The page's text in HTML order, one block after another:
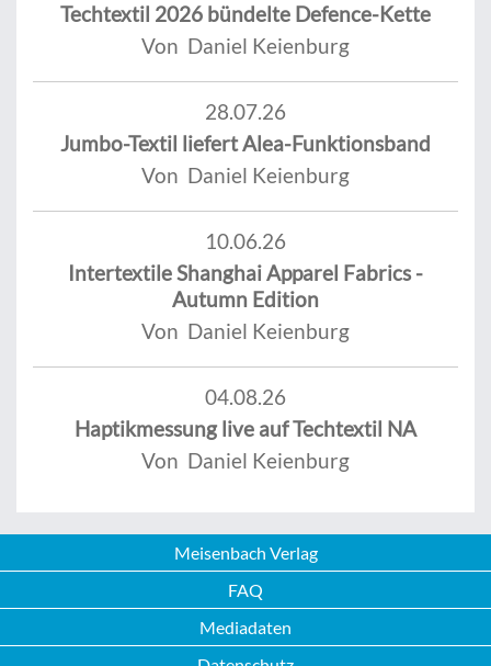
Techtextil 2026 bündelte Defence-Kette
Von Daniel Keienburg
28.07.26
Jumbo-Textil liefert Alea-Funktionsband
Von Daniel Keienburg
10.06.26
Intertextile Shanghai Apparel Fabrics -
Autumn Edition
Von Daniel Keienburg
04.08.26
Haptikmessung live auf Techtextil NA
Von Daniel Keienburg
Meisenbach Verlag
FAQ
Mediadaten